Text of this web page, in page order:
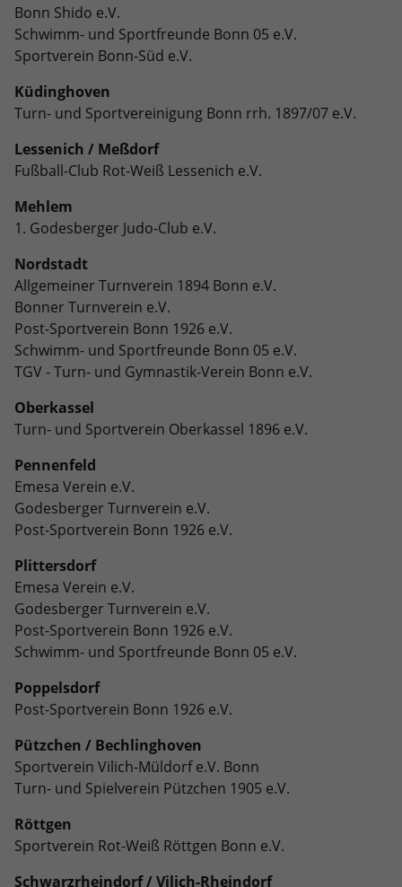
Bonn Shido e.V.
Schwimm- und Sportfreunde Bonn 05 e.V.
Sportverein Bonn-Süd e.V.
Küdinghoven
Turn- und Sportvereinigung Bonn rrh. 1897/07 e.V.
Lessenich / Meßdorf
Fußball-Club Rot-Weiß Lessenich e.V.
Mehlem
1. Godesberger Judo-Club e.V.
Nordstadt
Allgemeiner Turnverein 1894 Bonn e.V.
Bonner Turnverein e.V.
Post-Sportverein Bonn 1926 e.V.
Schwimm- und Sportfreunde Bonn 05 e.V.
TGV - Turn- und Gymnastik-Verein Bonn e.V.
Oberkassel
Turn- und Sportverein Oberkassel 1896 e.V.
Pennenfeld
Emesa Verein e.V.
Godesberger Turnverein e.V.
Post-Sportverein Bonn 1926 e.V.
Plittersdorf
Emesa Verein e.V.
Godesberger Turnverein e.V.
Post-Sportverein Bonn 1926 e.V.
Schwimm- und Sportfreunde Bonn 05 e.V.
Poppelsdorf
Post-Sportverein Bonn 1926 e.V.
Pützchen / Bechlinghoven
Sportverein Vilich-Müldorf e.V. Bonn
Turn- und Spielverein Pützchen 1905 e.V.
Röttgen
Sportverein Rot-Weiß Röttgen Bonn e.V.
Schwarzrheindorf / Vilich-Rheindorf